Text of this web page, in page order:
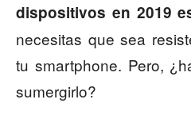
dispositivos en 2019
necesitas que sea
tu smartphone. Pero,
sumergirlo?